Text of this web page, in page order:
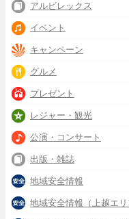
アルビレックス
イベント
キャンペーン
グルメ
プレゼント
レジャー・観光
公演・コンサート
出版・雑誌
地域安全情報
地域安全情報（上越エリ